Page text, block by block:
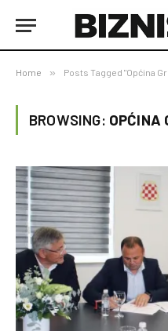
Home » Posts Tagged "Općina
BROWSING: OPĆINA